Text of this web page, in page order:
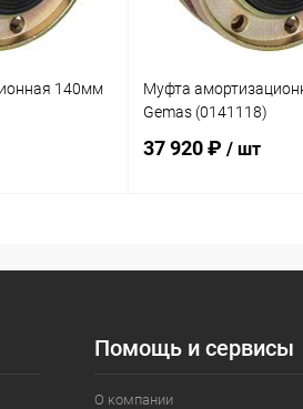
140мм
Муфта
Gemas (0141118)
37 920 ₽ / шт
Помощь и сервисы
О компании